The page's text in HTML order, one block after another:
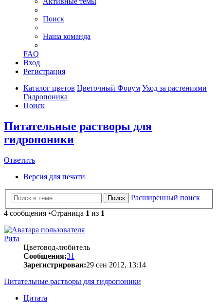
Поиск
Наша команда
FAQ
Вход
Регистрация
Каталог цветов Цветочный Форум Уход за растениями
Гидропоника
Поиск
Питательные растворы для
гидропоники
Ответить
Версия для печати
Поиск
Расширенный поиск
4 сообщения •Страница 1 из 1
Рита
Цветовод-любитель
Сообщения:31
Зарегистрирован:29 сен 2012, 13:14
Питательные растворы для гидропоники
Цитата